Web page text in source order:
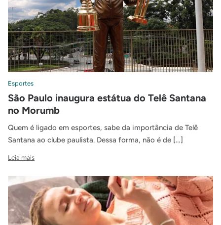
Esportes
São Paulo inaugura estátua do Telê Santana
no Morumb
Quem é ligado em esportes, sabe da importância de Telê
Santana ao clube paulista. Dessa forma, não é de […]
Leia mais